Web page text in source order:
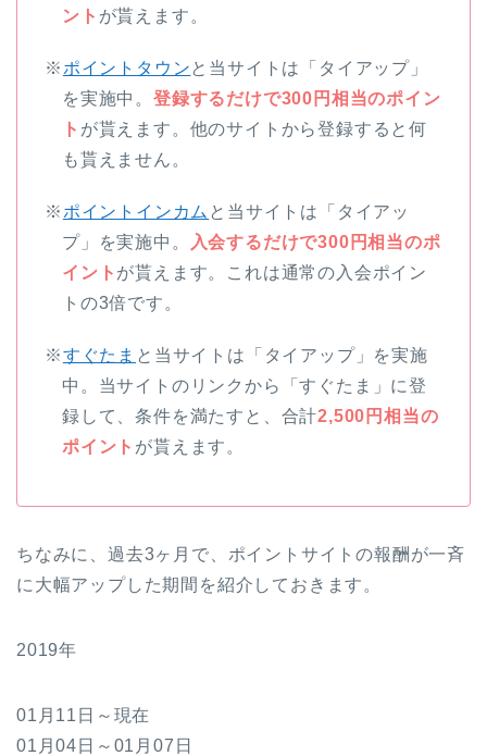
ント が貰えます。
※ ポイントタウン と当サイトは「タイアップ」
を実施中。 登録するだけで300円相当のポイン
ト が貰えます。他のサイトから登録すると何
も貰えません。
※ ポイントインカム と当サイトは「タイアッ
プ」を実施中。
入会するだけで300円相当のポ
イント が貰えます。これは通常の入会ポイン
トの3倍です。
※すぐたま と当サイトは「タイアップ」を実施
中。当サイトのリンクから「すぐたま」に登
録して、条件を満たすと、合計2,500円相当の
ポイント が貰えます。
ちなみに、過去3ヶ月で、ポイントサイトの報酬が一斉
に大幅アップした期間を紹介しておきます。
2019年
01月11日～現在
01月04日～01月07日